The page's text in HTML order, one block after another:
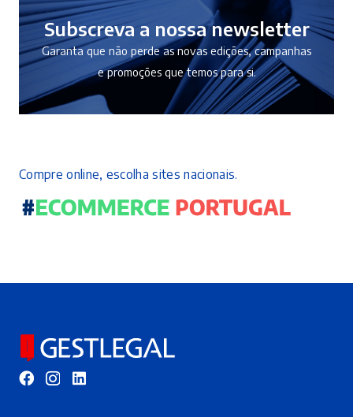
Subscreva a nossa newsletter
Garanta que não perde as novas edições, campanhas
e promoções que temos para si.
Compre online, escolha sites nacionais.